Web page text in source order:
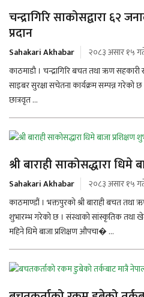
चन्द्रागिरि साकोसद्वारा ६२
प्रदान
Sahakari Akhabar
२०८३ असार १५
काठमाडाै । चन्द्रागिरि बचत तथा ऋण सहकारी
साइबर सुरक्षा सचेतना कार्यक्रम सम्पन्न गरेको छ
छात्रवृत ...
श्री बाराही साकोसद्धारा धिमे
Sahakari Akhabar
२०८३ असार १५
काठमाण्डौं । भक्तपुरको श्री बाराही बचत तथा
शुभारम्भ गरेको छ । संस्थाको सांस्कृतिक तथा
महिने धिमे बाजा प्रशिक्षण औपचा� ...